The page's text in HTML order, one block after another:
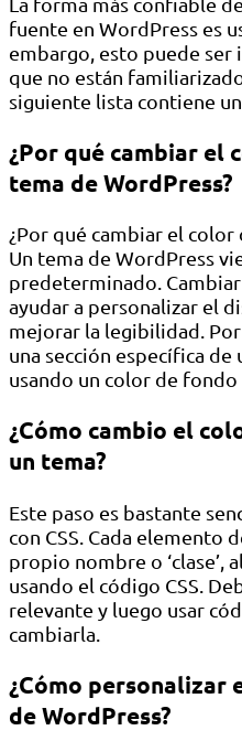
fuente en WordPress es
embargo, esto puede
que no están
siguiente lista contiene
¿Por qué cambiar el
tema de WordPress?
¿Por qué cambiar el
Un tema de WordPress
predeterminado.
ayudar a personalizar el
mejorar la legibilidad.
una sección específica de
usando un color de
¿Cómo cambio el
un tema?
Este paso es bastante
con CSS. Cada elemento
propio nombre o ‘clase’,
usando el código CSS.
relevante y luego usar
cambiarla.
¿Cómo personalizar
de WordPress?